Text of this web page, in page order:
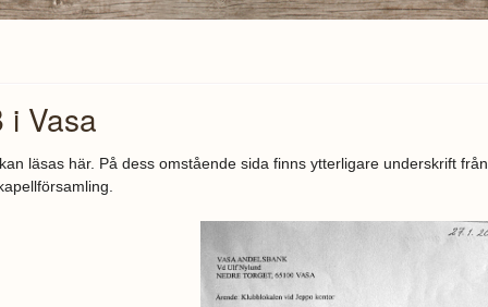
i Vasa
läsas här. På dess omstående sida finns ytterligare underskrift från
klubblokal IMGP2668.jpg